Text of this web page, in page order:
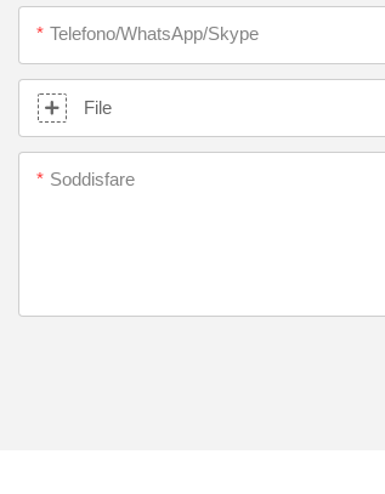
Telefono/WhatsApp/Skype
File
Soddisfare